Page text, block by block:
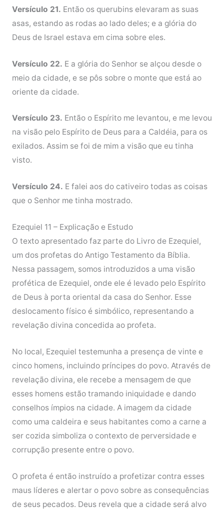
Versículo 21. Então os querubins elevaram as suas
asas, estando as rodas ao lado deles; e a glória do
Deus de Israel estava em cima sobre eles.
Versículo 22. E a glória do Senhor se alçou desde o
meio da cidade, e se pôs sobre o monte que está ao
oriente da cidade.
Versículo 23. Então o Espírito me levantou, e me levou
na visão pelo Espírito de Deus para a Caldéia, para os
exilados. Assim se foi de mim a visão que eu tinha
visto.
Versículo 24. E falei aos do cativeiro todas as coisas
que o Senhor me tinha mostrado.
Ezequiel 11 – Explicação e Estudo
O texto apresentado faz parte do Livro de Ezequiel,
um dos profetas do Antigo Testamento da Bíblia.
Nessa passagem, somos introduzidos a uma visão
profética de Ezequiel, onde ele é levado pelo Espírito
de Deus à porta oriental da casa do Senhor. Esse
deslocamento físico é simbólico, representando a
revelação divina concedida ao profeta.
No local, Ezequiel testemunha a presença de vinte e
cinco homens, incluindo príncipes do povo. Através de
revelação divina, ele recebe a mensagem de que
esses homens estão tramando iniquidade e dando
conselhos ímpios na cidade. A imagem da cidade
como uma caldeira e seus habitantes como a carne a
ser cozida simboliza o contexto de perversidade e
corrupção presente entre o povo.
O profeta é então instruído a profetizar contra esses
maus líderes e alertar o povo sobre as consequências
de seus pecados. Deus revela que a cidade será alvo